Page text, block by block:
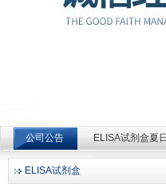
上海邦景实业有限公司
公司公告 ELISA试剂盒夏
ELISA试剂盒夏
ELISA试剂盒